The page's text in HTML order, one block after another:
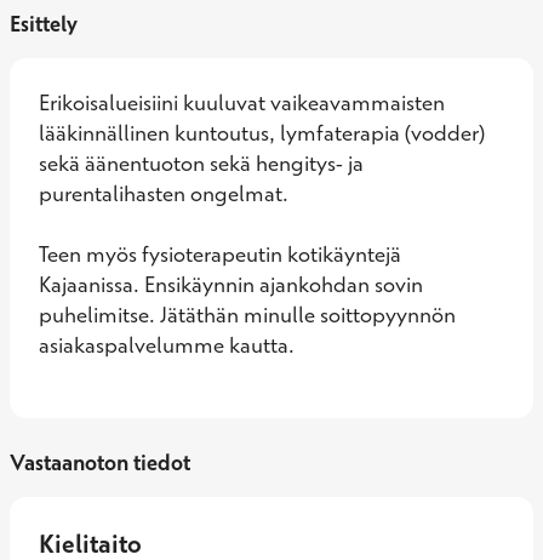
Esittely
Erikoisalueisiini kuuluvat vaikeavammaisten
lääkinnällinen kuntoutus, lymfaterapia (vodder)
sekä äänentuoton sekä hengitys- ja
purentalihasten ongelmat.
Teen myös fysioterapeutin kotikäyntejä
Kajaanissa. Ensikäynnin ajankohdan sovin
puhelimitse. Jätäthän minulle soittopyynnön
asiakaspalvelumme kautta.
Vastaanoton tiedot
Kielitaito